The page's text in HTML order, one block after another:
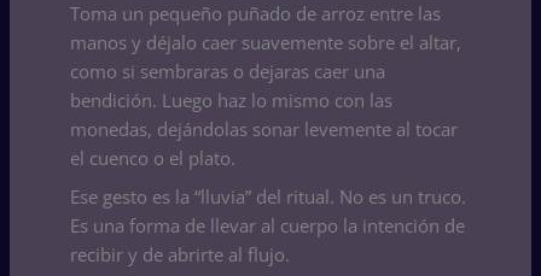
Toma un pequeño puñado de arroz entre las
manos y déjalo caer suavemente sobre el altar,
como si sembraras o dejaras caer una
bendición. Luego haz lo mismo con las
monedas, dejándolas sonar levemente al tocar
el cuenco o el plato.
Ese gesto es la “lluvia” del ritual. No es un truco.
Es una forma de llevar al cuerpo la intención de
recibir y de abrirte al flujo.